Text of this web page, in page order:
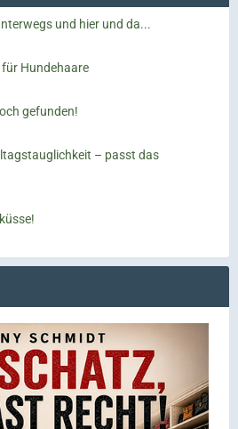
und hier und da...
Hundehaare
gefunden!
– passt das